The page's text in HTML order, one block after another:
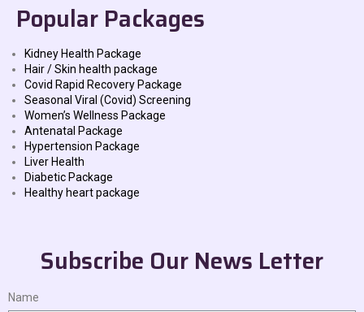
Popular Packages
Kidney Health Package
Hair / Skin health package
Covid Rapid Recovery Package
Seasonal Viral (Covid) Screening
Women’s Wellness Package
Antenatal Package
Hypertension Package
Liver Health
Diabetic Package
Healthy heart package
Subscribe Our News Letter
Name